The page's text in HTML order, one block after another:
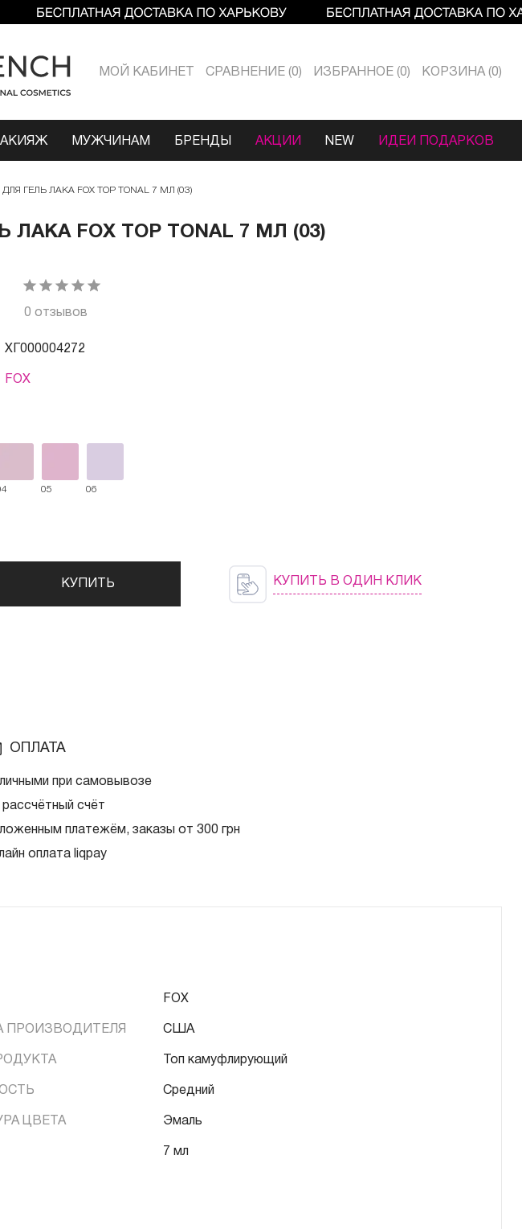
МОЙ КАБИНЕТ СРАВНЕНИЕ 0 ИЗБРАННОЕ 0 КОРЗИНА 0
МУЖЧИНАМ БРЕНДЫ АКЦИИ NEW ИДЕИ ПОДАРКОВ
ГЕЛЬ ЛАКА FOX TOP TONAL 7 МЛ (03)
ЛАКА FOX TOP TONAL 7 МЛ (03)
0 отзывов
ХГ000004272
FOX
05 06
КУПИТЬ КУПИТЬ В ОДИН КЛИК
ОПЛАТА
при самовывозе
рассчётный счёт
платежём, заказы от 300 грн
оплата liqpay
FOX
ПРОИЗВОДИТЕЛЯ США
Топ камуфлирующий
Средний
ЦВЕТА Эмаль
7 мл